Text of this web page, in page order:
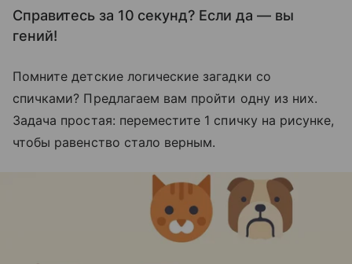
Справитесь за 10 секунд? Если да — вы
гений!
Помните детские логические загадки со
спичками? Предлагаем вам пройти одну из них.
Задача простая: переместите 1 спичку на рисунке,
чтобы равенство стало верным.